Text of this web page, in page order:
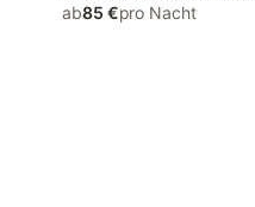
Umgebung
ab85 €pro Nacht